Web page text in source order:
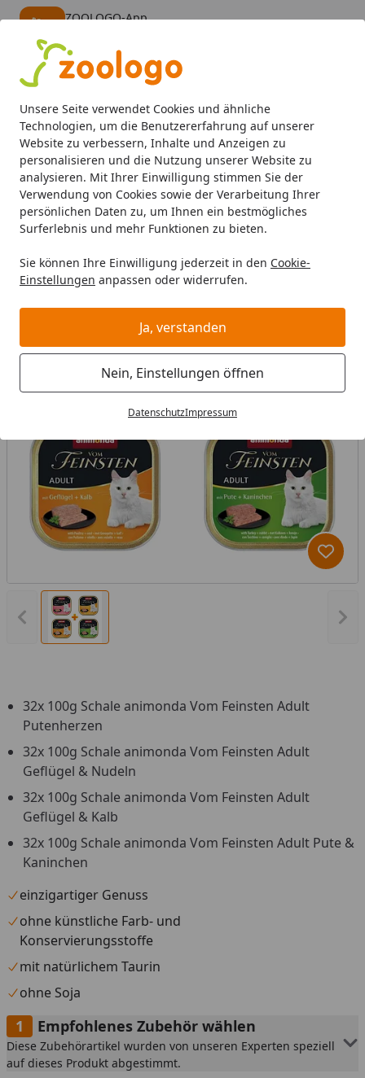
Unsere Seite verwendet Cookies und ähnliche
Technologien, um die Benutzererfahrung auf unserer
Website zu verbessern, Inhalte und Anzeigen zu
personalisieren und die Nutzung unserer Website zu
analysieren. Mit Ihrer Einwilligung stimmen Sie der
Verwendung von Cookies sowie der Verarbeitung Ihrer
persönlichen Daten zu, um Ihnen ein bestmögliches
Surferlebnis und mehr Funktionen zu bieten.
Sie können Ihre Einwilligung jederzeit in den Cookie-
Einstellungen anpassen oder widerrufen.
Ja, verstanden
Nein, Einstellungen öffnen
DatenschutzImpressum
ZOOLOGO-App
Alle Produkte
Mein Konto
Suchen
Startseite
Katze Katzenfutter Nassfutter Mixpakete animonda
animonda Vom Feinsten Adult 100g
Schale Mixpaket 1 Katzennassfutter
Vorheriges Bild anzeigen
32x 100g Schale animonda Vom Feinsten Adult
Putenherzen
32x 100g Schale animonda Vom Feinsten Adult
Geflügel & Nudeln
32x 100g Schale animonda Vom Feinsten Adult
Geflügel & Kalb
32x 100g Schale animonda Vom Feinsten Adult Pute &
Kaninchen
einzigartiger Genuss
ohne künstliche Farb- und
Konservierungsstoffe
mit natürlichem Taurin
ohne Soja
Empfohlenes Zubehör wählen
Diese Zubehörartikel wurden von unseren Experten speziell
auf dieses Produkt abgestimmt.